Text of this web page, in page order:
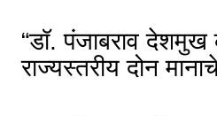
“डॉ. पंजाबराव देशमुख
राज्यस्तरीय दोन